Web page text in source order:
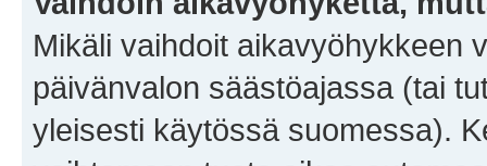
Mikäli vaihdoit aikavyöhykkeen
päivänvalon säästöajassa (tai
yleisesti käytössä suomessa).